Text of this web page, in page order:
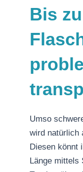
Bis
Umso
wird natürlich
Diesen könnt
Länge mittels